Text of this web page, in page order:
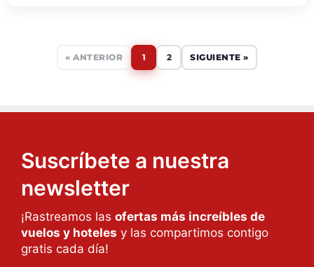
« ANTERIOR 1 2 SIGUIENTE »
Suscríbete a nuestra
newsletter
¡Rastreamos las ofertas más increíbles de
vuelos y hoteles y las compartimos contigo
gratis cada día!